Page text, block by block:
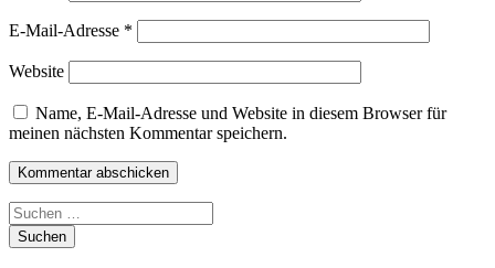
E-Mail-Adresse *
Website
Name, E-Mail-Adresse und Website in diesem Browser für
meinen nächsten Kommentar speichern.
Suchen
nach: